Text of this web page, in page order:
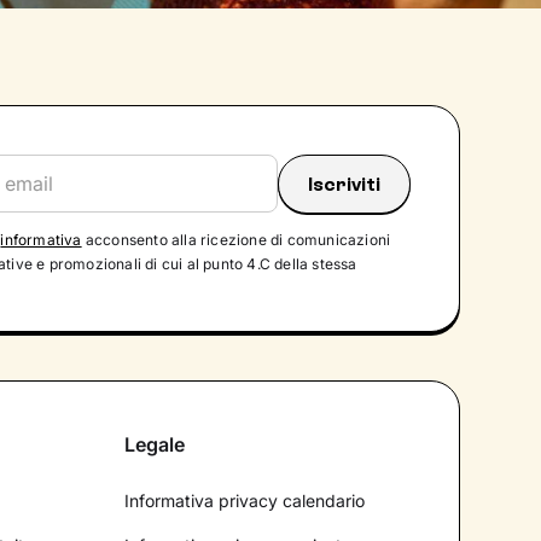
informativa acconsento alla ricezione di comunicazioni
e promozionali di cui al punto 4.C della stessa
Legale
Informativa privacy calendario